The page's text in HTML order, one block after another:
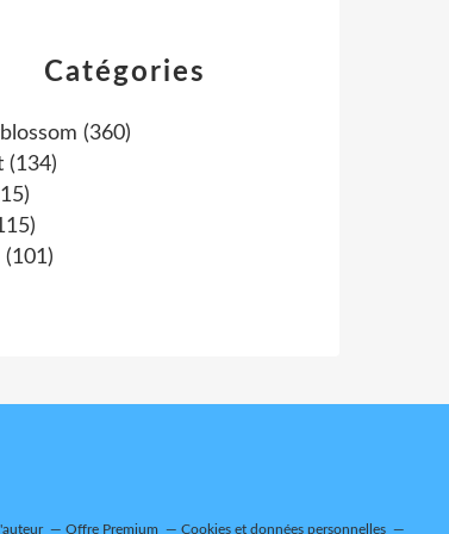
Catégories
(360)
(134)
(101)
Offre Premium Cookies et données personnelles